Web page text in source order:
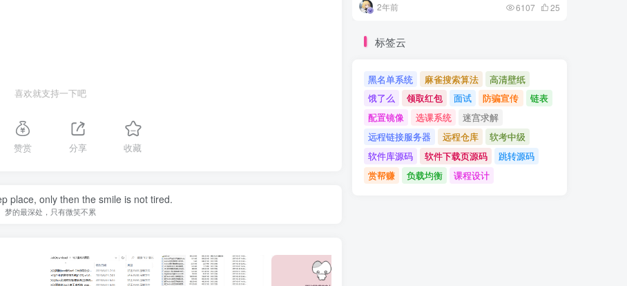
喜欢就支持一下吧
赞赏 分享 收藏
place, only then the smile is not tired.
梦的最深处，只有微笑不累
2年前 6107 25
标签云
黑名单系统 麻雀搜索算法
高清壁纸
饿了么
领取红包 面试 防骗宣传
链表
配置镜像
选课系统
迷宫求解
远程链接服务器
远程仓库
软考中级
软件库源码
软件下载页源码
跳转源码
赏帮赚
负载均衡 课程设计